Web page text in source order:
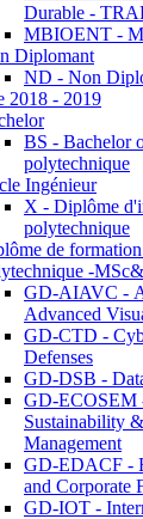
Durable -
MBIOENT -
Diplomant
ND - Non
2018 - 2019
BS - Bachelor
polytechnique
Ingénieur
X - Diplôme
polytechnique
de
-
GD-AIAVC -
Advanced
GD-CTD -
Defenses
GD-DSB -
GD-ECOSEM
Sustainability
Management
GD-EDACF -
and Corporate
GD-IOT -